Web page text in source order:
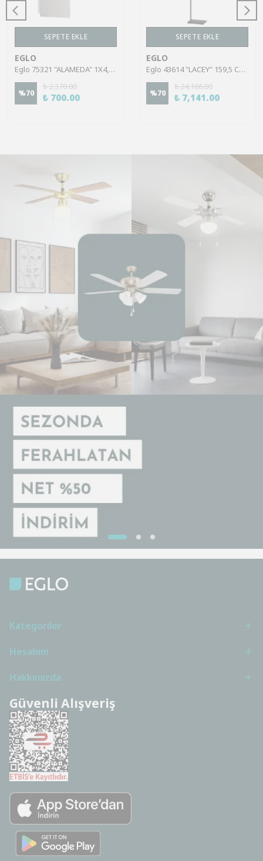
SEPETE EKLE
EGLO
Eglo 75321 "ALAMEDA" 1X4,5W Çelik Nikel Mat Sıva Üstü Spot
%70
₺ 2,370.00
₺ 700.00
SEPETE EKLE
EGLO
Eglo 43614 "LACEY" 159,5 Cm Yüksekliğinde Çelik, Ahşap Köşe Lambası Lambader
%70
₺ 24,166.00
₺ 7,141.00
Kategoriler
Hesabım
Hakkımızda
Güvenli Alışveriş